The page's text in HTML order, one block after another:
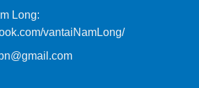
Long:
vantaiNamLong/